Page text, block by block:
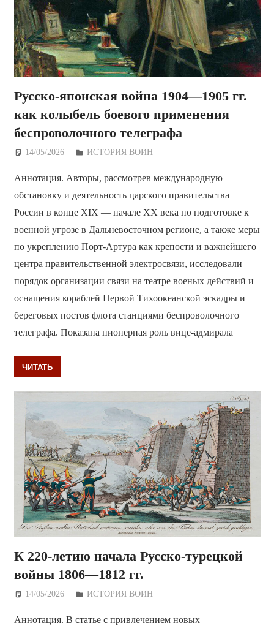
Русско-японская война 1904—1905 гг.
как колыбель боевого применения
беспроволочного телеграфа
14/05/2026 Дежурный по Редакции
ИСТОРИЯ ВОИН
Аннотация. Авторы, рассмотрев международную
обстановку и деятельность царского правительства
России в конце XIX — начале XX века по подготовке к
военной угрозе в Дальневосточном регионе, а также меры
по укреплению Порт-Артура как крепости и важнейшего
центра правительственной электросвязи, исследовали
порядок организации связи на театре военых действий и
оснащения кораблей Первой Тихоокеанской эскадры и
береговых постов флота станциями беспроволочного
телеграфа. Показана пионерная роль вице-адмирала
ЧИТАТЬ
К 220-летию начала Русско-турецкой
войны 1806—1812 гг.
14/05/2026 Дежурный по Редакции
ИСТОРИЯ ВОИН
Аннотация. В статье с привлечением новых